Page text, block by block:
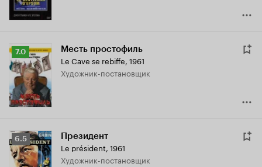
Рейтинг
Кинопоиска
7.0
7.0 Месть простофиль
Le Cave se rebiffe, 1961
Художник-постановщик
Рейтинг
Кинопоиска
6.5
6.5 Президент
Le président, 1961
Художник-постановщик